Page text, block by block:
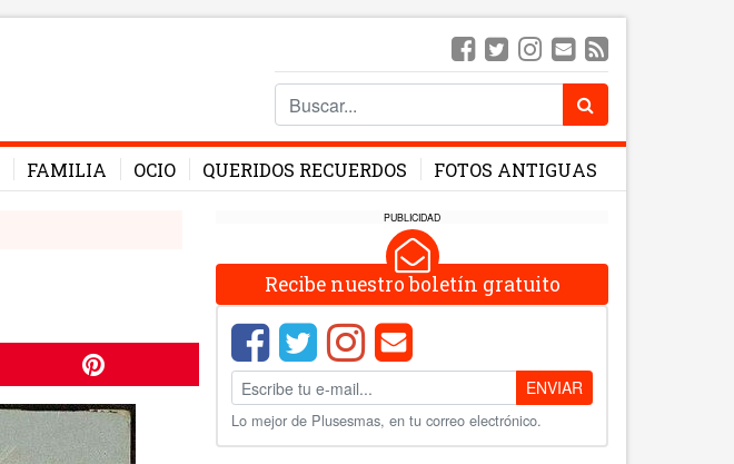
FAMILIA OCIO QUERIDOS RECUERDOS FOTOS ANTIGUAS
PUBLICIDAD
Recibe nuestro boletín gratuito
ENVIAR
Lo mejor de Plusesmas, en tu correo electrónico.